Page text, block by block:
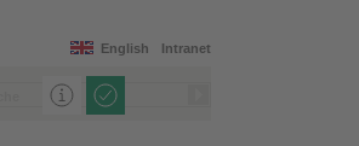
Intranet
English